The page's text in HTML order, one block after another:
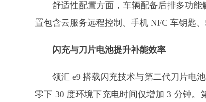
舒适性配置方面，车辆配备后排多功
置包含云服务远程控制、手机 NFC 车钥匙
闪充与刀片电池提升补能效率
领汇 e9 搭载闪充技术与第二代刀片电
零下 30 度环境下充电时间仅增加 3 分钟